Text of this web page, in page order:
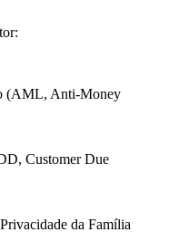
(AML, Anti-Money
Customer Due
da Família